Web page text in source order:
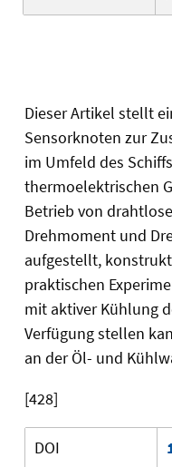
Dieser Artikel stellt
Sensorknoten zur
im Umfeld des
thermoelektrischen
Betrieb von
Drehmoment und
aufgestellt,
praktischen
mit aktiver Kühlung
Verfügung stellen
an der Öl- und
[428]
DOI